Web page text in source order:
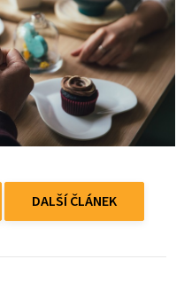
DALŠÍ ČLÁNEK